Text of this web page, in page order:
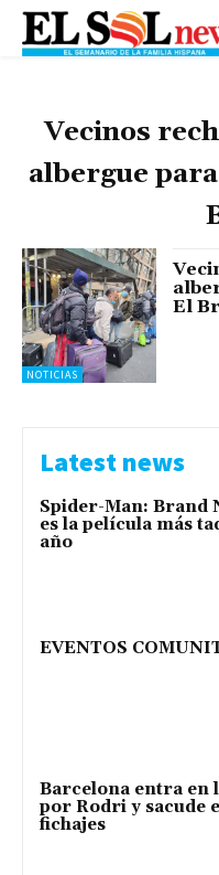
Vecinos
albergue
NOTICIAS
El
Latest news
Spider-Man: Brand
es la película más
año
EVENTOS
Barcelona entra en
por Rodri y sacude
fichajes